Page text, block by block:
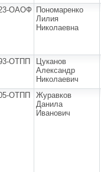
ОАОФ
Пономаренко
Лилия
Николаевна
ОТПП
Цуканов
Александр
Николаевич
ОТПП
Журавков
Данила
Иванович